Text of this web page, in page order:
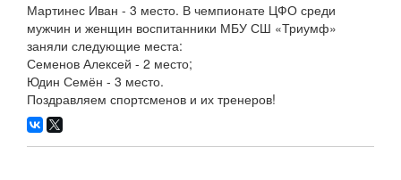
Мартинес Иван - 3 место. В чемпионате ЦФО среди
мужчин и женщин воспитанники МБУ СШ «Триумф»
заняли следующие места:
Семенов Алексей - 2 место;
Юдин Семён - 3 место.
Поздравляем спортсменов и их тренеров!